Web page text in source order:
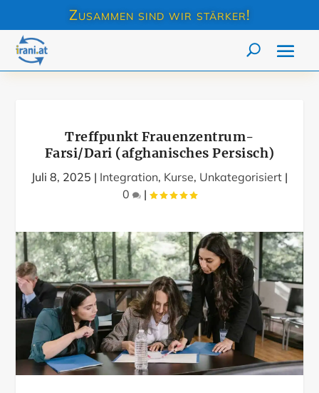
Zusammen sind wir stärker!
Treffpunkt Frauenzentrum-
Farsi/Dari (afghanisches Persisch)
Juli 8, 2025 | Integration, Kurse, Unkategorisiert |
0
|